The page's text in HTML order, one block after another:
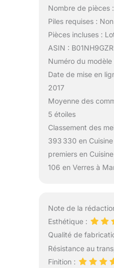
Nombre de pièces
Piles requises : Non
Pièces incluses :
ASIN :
Numéro du modèle
Date de mise en
2017
Moyenne des
5 étoiles
Classement des
393 330 en
premiers en
106 en Verres à
Note de la
Esthétique :
Qualité de
Résistance au
Finition :